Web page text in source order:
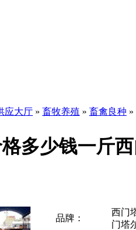
应大厅 » 畜牧养殖 » 畜禽良种 »
多少钱一斤
品牌：
西门
门塔